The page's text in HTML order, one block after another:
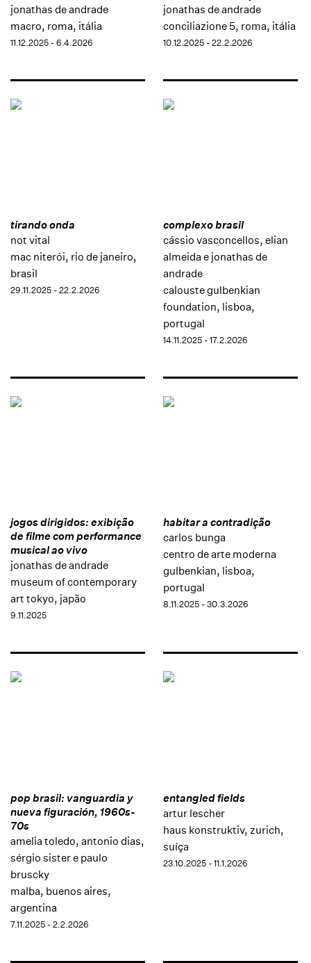
jonathas de andrade
macro, roma, itália
11.12.2025 - 6.4.2026
jonathas de andrade
conciliazione 5, roma, itália
10.12.2025 - 22.2.2026
tirando onda
not vital
mac niterói, rio de janeiro,
brasil
29.11.2025 - 22.2.2026
complexo brasil
cássio vasconcellos, elian
almeida e jonathas de
andrade
calouste gulbenkian
foundation, lisboa,
portugal
14.11.2025 - 17.2.2026
jogos dirigidos: exibição
de filme com performance
musical ao vivo
jonathas de andrade
museum of contemporary
art tokyo, japão
9.11.2025
habitar a contradição
carlos bunga
centro de arte moderna
gulbenkian, lisboa,
portugal
8.11.2025 - 30.3.2026
pop brasil: vanguardia y
nueva figuración, 1960s-
70s
amelia toledo, antonio dias,
sérgio sister e paulo
bruscky
malba, buenos aires,
argentina
7.11.2025 - 2.2.2026
entangled fields
artur lescher
haus konstruktiv, zurich,
suíça
23.10.2025 - 11.1.2026